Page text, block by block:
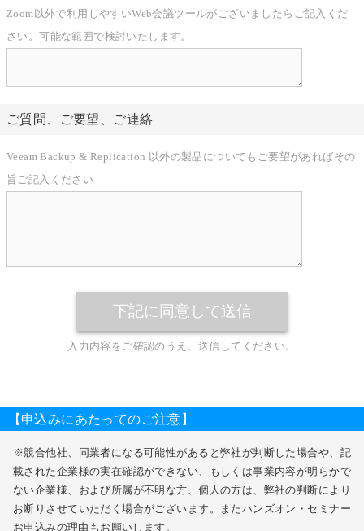
Zoom以外で利用しやすいWeb会議ツールがございましたらご記入くだ
さい。可能な範囲で検討いたします。
ご質問、ご要望 、ご連絡
Veeam Backup & Replication 以外の製品についてもご要望があればその
旨ご記入ください
入力内容をご確認のうえ、送信してください。
【申込みにあたってのご注意】
※競合他社、同業者になる可能性があると弊社が判断した場合や、記
載された企業様の実在確認ができない、もしくは事業内容が明らかで
ない企業様、および所属が不明な方、個人の方は、弊社の判断により
お断りさせていただく場合がございます。またハンズオン・セミナー
お申込みの理由もお願いします。